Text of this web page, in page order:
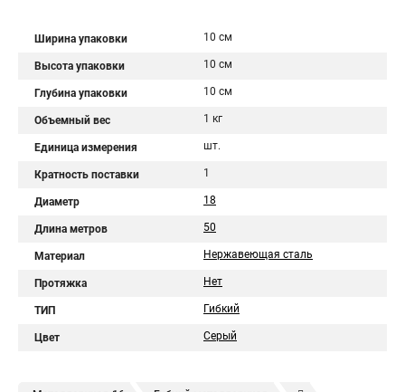
Ширина упаковки 10 см
Высота упаковки 10 см
Глубина упаковки 10 см
Объемный вес 1 кг
Единица измерения шт.
Кратность поставки 1
Диаметр 18
Длина метров 50
Материал Нержавеющая сталь
Протяжка Нет
ТИП Гибкий
Цвет Серый